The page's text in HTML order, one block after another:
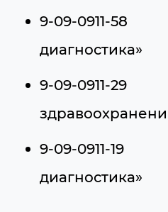
9-09-0911-58
диагностика»
9-09-0911-29
9-09-0911-
диагностика»